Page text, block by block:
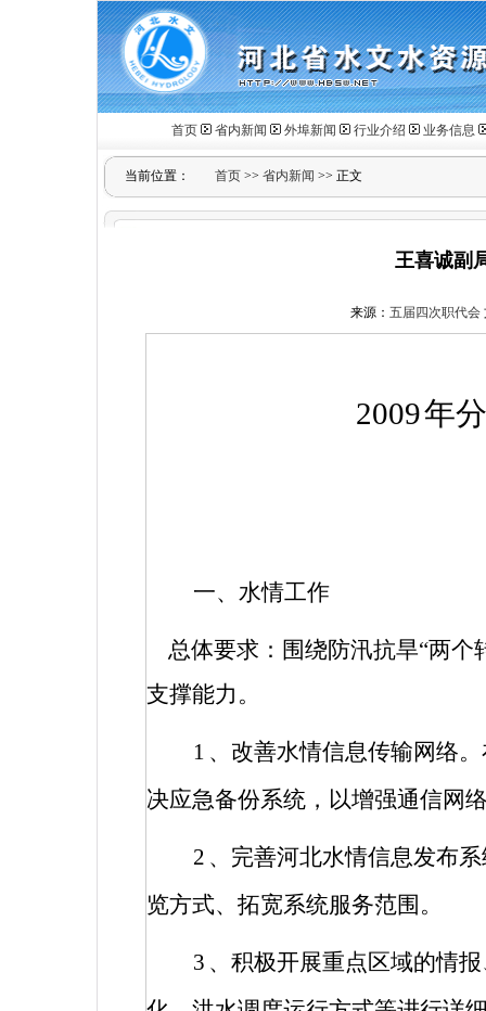
首页 省内新闻 外埠新闻 行业介绍 业务信息
当前位置： 首页 >> 省内新闻 >> 正文
王喜诚副
来源： 五届四次职代会
2009年
一、水情工作
总体要求：围绕防汛抗旱“两
支撑能力。
1 、改善水情信息传输网络
决应急备份系统，以增强通信网
2 、完善河北水情信息发布
览方式、拓宽系统服务范围。
3 、积极开展重点区域的情